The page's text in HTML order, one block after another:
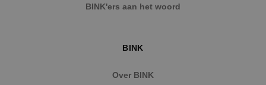
BINK'ers aan het woord
BINK
Over BINK